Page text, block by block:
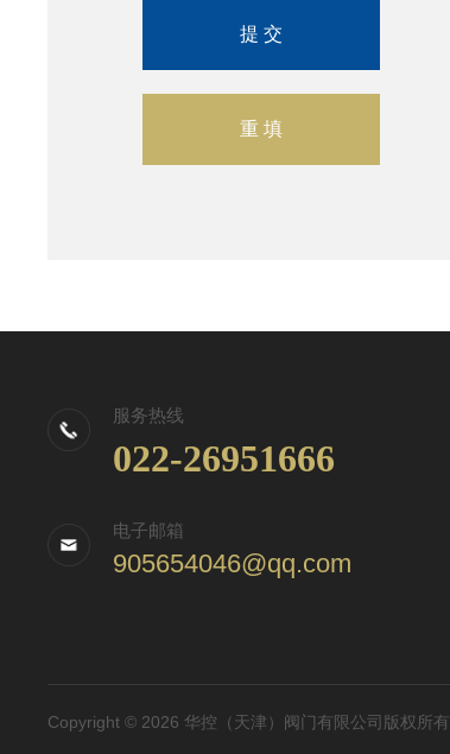
服务热线
022-26951666
电子邮箱
905654046@qq.com
Copyright © 2026 华控（天津）阀门有限公司版权所有